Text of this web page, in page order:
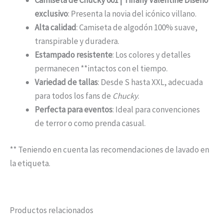
exclusivo: Presenta la novia del icónico villano.
Alta calidad: Camiseta de algodón 100% suave,
transpirable y duradera.
Estampado resistente: Los colores y detalles
permanecen **intactos con el tiempo.
Variedad de tallas: Desde S hasta XXL, adecuada
para todos los fans de Chucky.
Perfecta para eventos: Ideal para convenciones
de terror o como prenda casual.
** Teniendo en cuenta las recomendaciones de lavado en
la etiqueta.
Productos relacionados